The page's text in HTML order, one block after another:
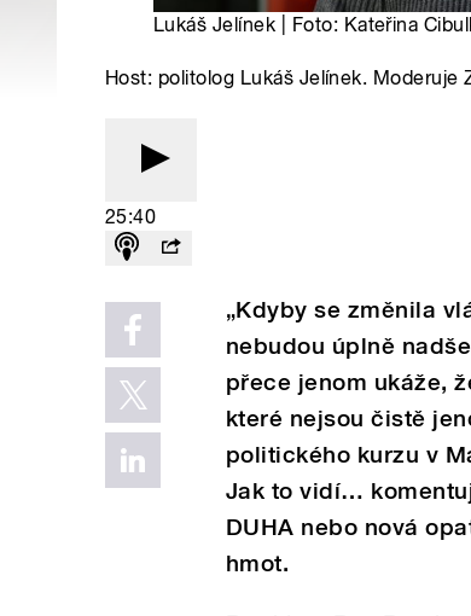
Lukáš Jelínek | Foto: Kateřina
Host: politolog Lukáš Jelínek. Moderuje
25:40
„Kdyby se změnila
nebudou úplně
přece jenom ukáže,
které nejsou čistě
politického kurzu v
Jak to vidí…
DUHA nebo nová
hmot.